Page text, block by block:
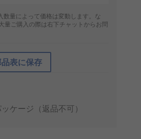
量によって価格は変動します。な
量ご購入の際は右下チャットからお問
表に保存
ケージ（返品不可）